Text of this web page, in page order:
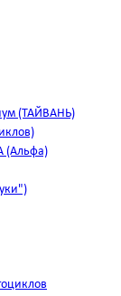
(ТАЙВАНЬ)
(Альфа)